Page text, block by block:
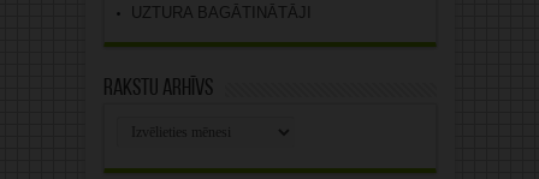
UZTURA BAGĀTINĀTĀJI
Rakstu arhīvs